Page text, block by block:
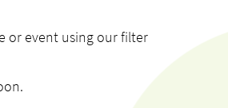
or event using our filter